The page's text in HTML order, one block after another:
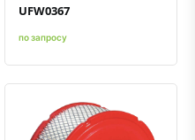
UFW0367
по запросу